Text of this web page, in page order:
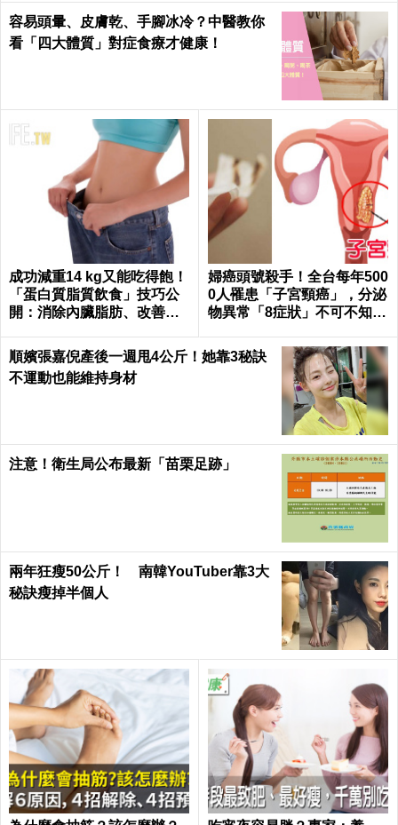
容易頭暈、皮膚乾、手腳冰冷？中醫教你
看「四大體質」對症食療才健康！
成功減重14 kg又能吃得飽！
「蛋白質脂質飲食」技巧公
開：消除內臟脂肪、改善糖
婦癌頭號殺手！全台每年500
0人罹患「子宮頸癌」，分泌
物異常「8症狀」不可不知｜
順嬪張嘉倪產後一週甩4公斤！她靠3秘訣
不運動也能維持身材
注意！衛生局公布最新「苗栗足跡」
兩年狂瘦50公斤！ 南韓YouTuber靠3大
秘訣瘦掉半個人